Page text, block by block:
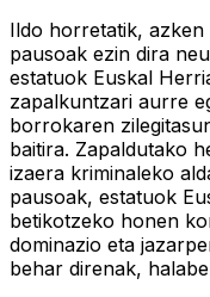
Ildo horretatik, azken
pausoak ezin dira
estatuok Euskal
zapalkuntzari aurre
borrokaren
baitira. Zapaldutako
izaera kriminaleko
pausoak, estatuok
betikotzeko honen
dominazio eta
behar direnak,